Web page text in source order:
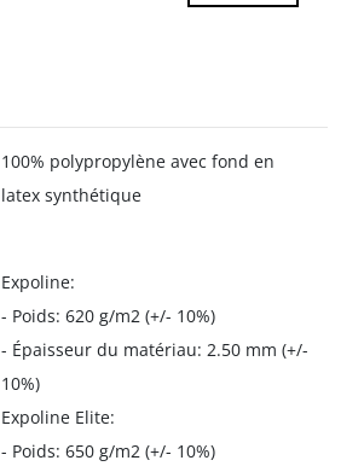
100% polypropylène avec fond en
latex synthétique
Expoline:
- Poids: 620 g/m2 (+/- 10%)
- Épaisseur du matériau: 2.50 mm (+/-
10%)
Expoline Elite:
- Poids: 650 g/m2 (+/- 10%)